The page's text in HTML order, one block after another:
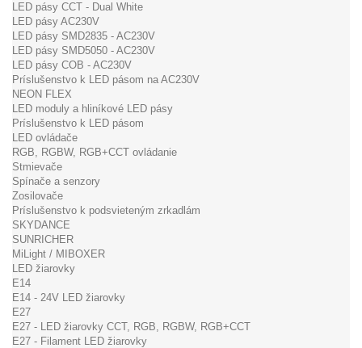
LED pásy CCT - Dual White
LED pásy AC230V
LED pásy SMD2835 - AC230V
LED pásy SMD5050 - AC230V
LED pásy COB - AC230V
Príslušenstvo k LED pásom na AC230V
NEON FLEX
LED moduly a hliníkové LED pásy
Príslušenstvo k LED pásom
LED ovládače
RGB, RGBW, RGB+CCT ovládanie
Stmievače
Spínače a senzory
Zosilovače
Príslušenstvo k podsvieteným zrkadlám
SKYDANCE
SUNRICHER
MiLight / MIBOXER
LED žiarovky
E14
E14 - 24V LED žiarovky
E27
E27 - LED žiarovky CCT, RGB, RGBW, RGB+CCT
E27 - Filament LED žiarovky